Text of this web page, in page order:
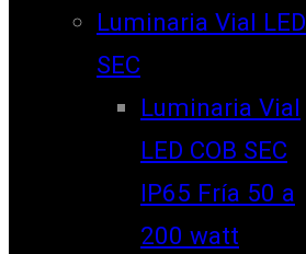
Luminaria Vial LED
SEC
Luminaria Vial
LED COB SEC
IP65 Fría 50 a
200 watt